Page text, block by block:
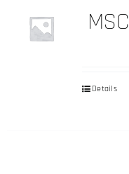
MSC
Details